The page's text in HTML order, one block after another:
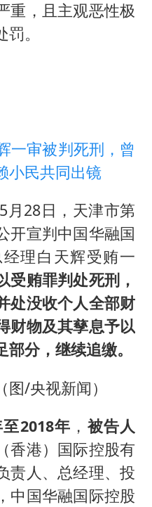
重，且主观恶性极
。
一审被判死刑，曾
小民共同出镜
月28日，天津市第
开宣判中国华融国
理白天辉受贿一
受贿罪判处死刑，
处没收个人全部财
财物及其孳息予以
分，继续追缴。
/央视新闻）
2018年 ，被告人
香港）国际控股有
责人、总经理、投
中国华融国际控股